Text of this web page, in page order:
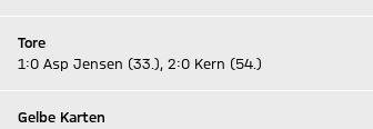
Tore
1:0 Asp Jensen (33.), 2:0 Kern (54.)
Gelbe Karten